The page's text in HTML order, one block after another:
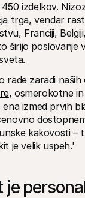
izdelkov.
trga, vendar
Franciji,
širijo poslovanje
rade zaradi
, osmerokotne
ena izmed prvih
kakovosti –
je velik uspeh.'
je